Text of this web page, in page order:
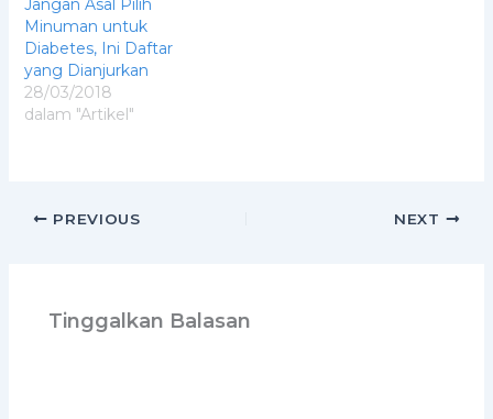
Jangan Asal Pilih
Minuman untuk
Diabetes, Ini Daftar
yang Dianjurkan
28/03/2018
dalam "Artikel"
PREVIOUS NEXT
Tinggalkan Balasan